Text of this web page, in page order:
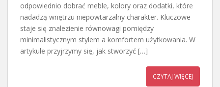
odpowiednio dobrać meble, kolory oraz dodatki, które
nadadzą wnętrzu niepowtarzalny charakter. Kluczowe
staje się znalezienie równowagi pomiędzy
minimalistycznym stylem a komfortem użytkowania. W
artykule przyjrzymy się, jak stworzyć […]
CZYTAJ WIĘCEJ